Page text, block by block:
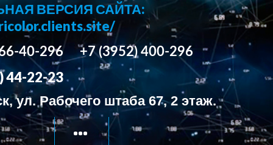
ВЕРСИЯ САЙТА:
40-296 +7 (3952) 400-296
44-22-23
ул. Рабочего штаба 67, 2 этаж.